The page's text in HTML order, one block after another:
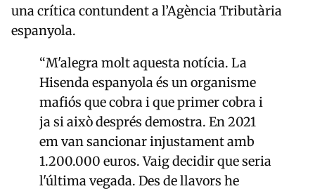
una crítica contundent a l’Agència Tributària
espanyola.
“M'alegra molt aquesta notícia. La
Hisenda espanyola és un organisme
mafiós que cobra i que primer cobra i
ja si això després demostra. En 2021
em van sancionar injustament amb
1.200.000 euros. Vaig decidir que seria
l'última vegada. Des de llavors he